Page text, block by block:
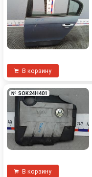
В корзину
№ SOK24H401
В корзину